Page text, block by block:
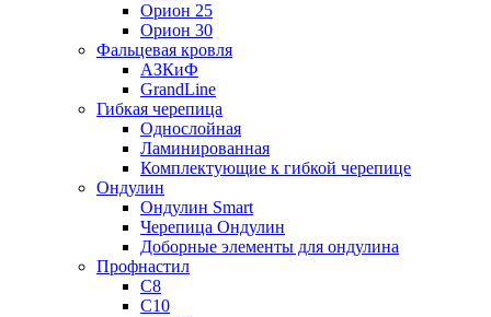
Орион 25
Орион 30
Фальцевая кровля
АЗКиФ
GrandLine
Гибкая черепица
Однослойная
Ламинированная
Комплектующие к гибкой черепице
Ондулин
Ондулин Smart
Черепица Ондулин
Доборные элементы для ондулина
Профнастил
С8
С10